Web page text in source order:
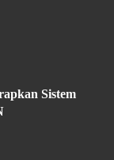
Sistem